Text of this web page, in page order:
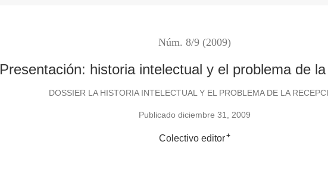
Núm. 8/9 (2009)
Presentación: historia intelectual y el problema de
DOSSIER LA HISTORIA INTELECTUAL Y EL PROBLEMA DE LA
Publicado diciembre 31, 2009
Colectivo editor+